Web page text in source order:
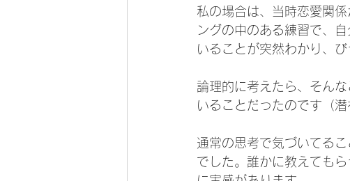
私の場合は、当時恋愛関
ングの中のある練習で、
いることが突然わかり、
論理的に考えたら、そん
いることだったのです（
通常の思考で気づいてる
でした。誰かに教えても